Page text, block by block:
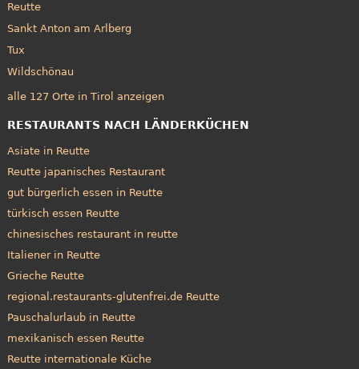
Reutte
Sankt Anton am Arlberg
Tux
Wildschönau
alle 127 Orte in Tirol anzeigen
RESTAURANTS NACH LÄNDERKÜCHEN
Asiate in Reutte
Reutte japanisches Restaurant
gut bürgerlich essen in Reutte
türkisch essen Reutte
chinesisches restaurant in reutte
Italiener in Reutte
Grieche Reutte
regional.restaurants-glutenfrei.de Reutte
Pauschalurlaub in Reutte
mexikanisch essen Reutte
Reutte internationale Küche